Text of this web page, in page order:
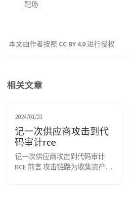
靶场
本文由作者按照 CC BY 4.0进行授权
相关文章
2024/01/21
记一次供应商攻击到代
码审计rce
记一次供应商攻击到代码审计
RCE 前言 攻击链路为收集资产，